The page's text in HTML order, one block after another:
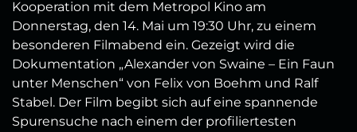
Kooperation mit dem Metropol Kino am
Donnerstag, den 14. Mai um 19:30 Uhr, zu einem
besonderen Filmabend ein. Gezeigt wird die
Dokumentation „Alexander von Swaine – Ein Faun
unter Menschen“ von Felix von Boehm und Ralf
Stabel. Der Film begibt sich auf eine spannende
Spurensuche nach einem der profiliertesten